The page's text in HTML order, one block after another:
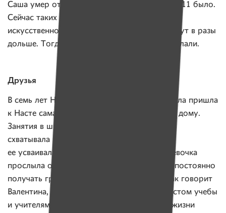
Саша умер от воспаления легких. Мне тогда 11 было.
Сейчас таких детей подключают к аппарату
искусственной вентиляции легких, и они живут в разы
дольше. Тогда врачи такого почему-то не делали.
Друзья
В семь лет Настя пошла школу. Вернее, школа пришла
к Насте сама, ведь девочка стала учиться на дому.
Занятия в школе Насте давались легко. Она
схватывала информацию на лету и быстро
ее усваивала. Ничего удивительного, что девочка
прослыла одной из лучших учениц и стала постоянно
получать грамоты от школы. К тому же, как говорит
Валентина, Насте откровенно повезло с местом учебы
и учителями, которые проявили участие в жизни